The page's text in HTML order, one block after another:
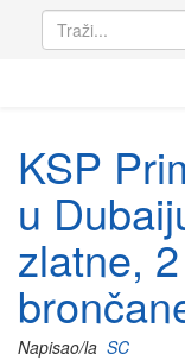
KSP
u
zlatne,
Napisao/la SC